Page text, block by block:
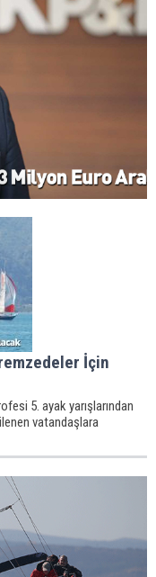
İçin
5. ayak yarışlarından
vatandaşlara